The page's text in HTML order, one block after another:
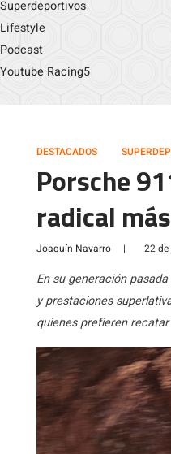
Superdeportivos
Lifestyle
Podcast
Youtube Racing5
DESTACADOS
Porsche
radical
Joaquín Navarro | 22
En su generación
y prestaciones
quienes prefieren